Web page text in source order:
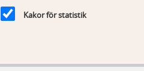
Kakor för statistik